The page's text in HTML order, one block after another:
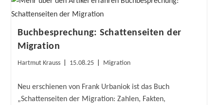
Buchbesprechung: Schattenseiten der
Migration
Beitrags-
Hartmut Krauss
Beitrag
15.08.25
Beitrags-
Migration
Neu erschienen von Frank Urbaniok ist das Buch
„Schattenseiten der Migration: Zahlen, Fakten,